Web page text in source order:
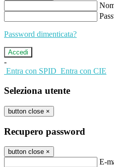
Password dimenticata?
-
Entra con SPID Entra con CIE
Seleziona utente
button close ×
Recupero password
button close ×
E-